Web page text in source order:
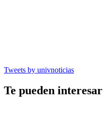
Tweets by univnoticias
Te pueden interesar